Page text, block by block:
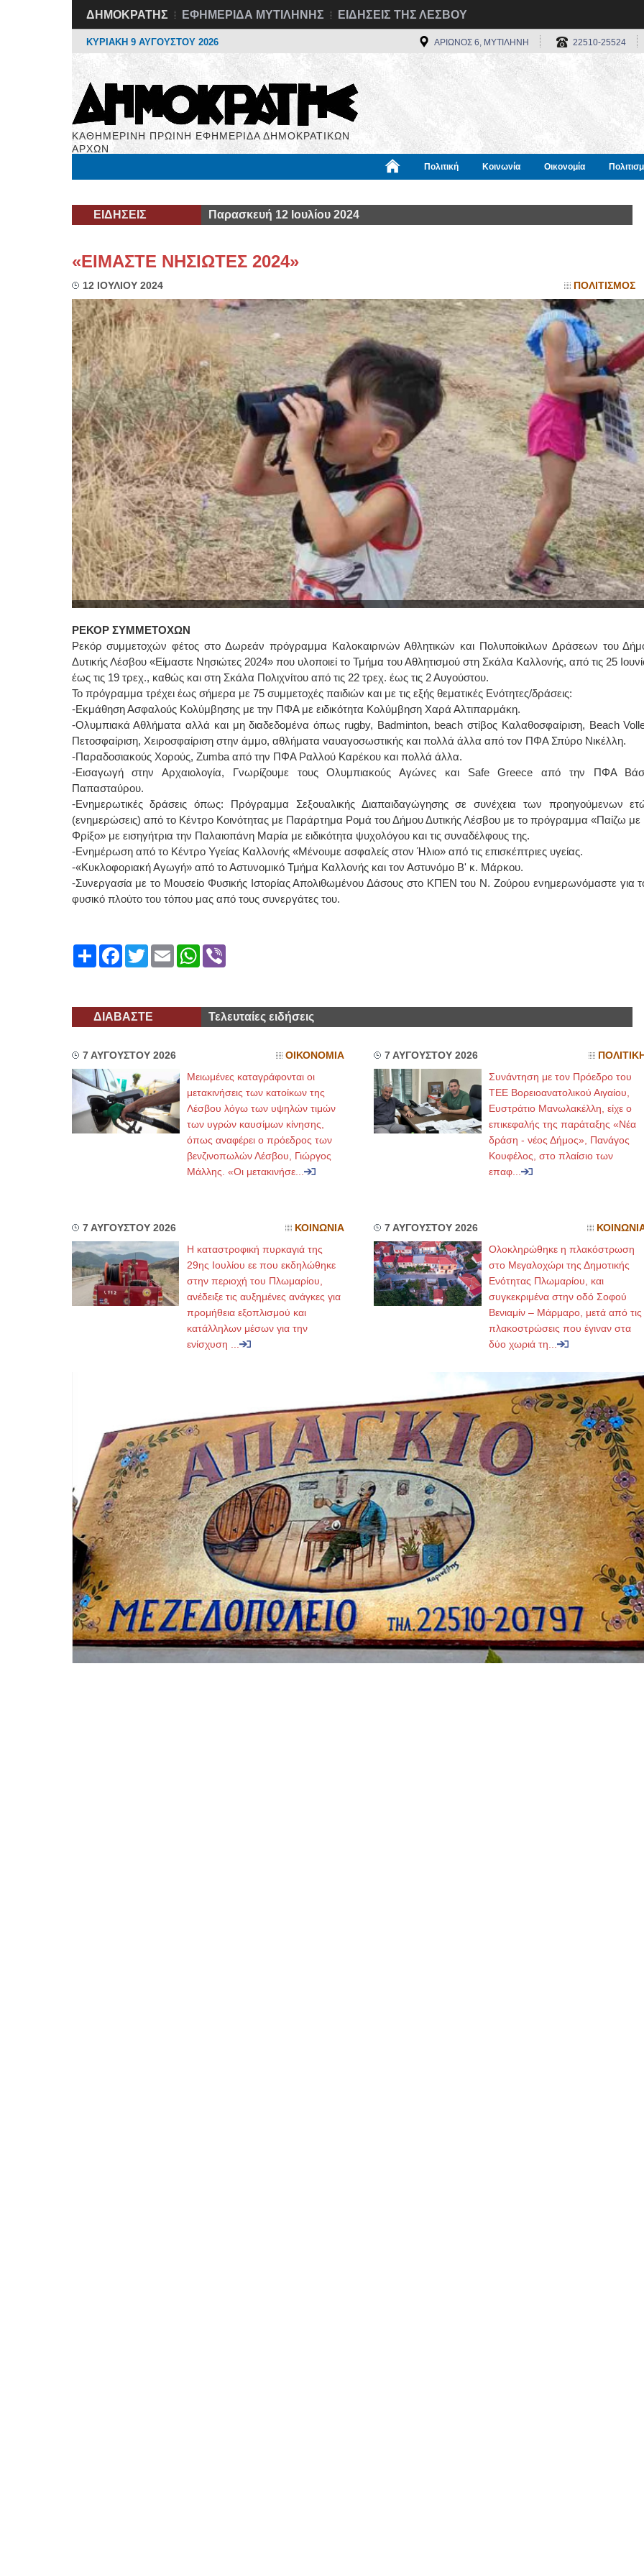
ΔΗΜΟΚΡΑΤΗΣ ΕΦΗΜΕΡΙΔΑ ΜΥΤΙΛΗΝΗΣ ΕΙΔΗΣΕΙΣ ΤΗΣ ΛΕΣΒΟΥ
ΚΥΡΙΑΚΗ 9 ΑΥΓΟΥΣΤΟΥ 2026 ΑΡΙΩΝΟΣ 6, ΜΥΤΙΛΗΝΗ 22510-25524
ΚΑΘΗΜΕΡΙΝΗ ΠΡΩΙΝΗ ΕΦΗΜΕΡΙΔΑ ΔΗΜΟΚΡΑΤΙΚΩΝ
ΑΡΧΩΝ
Πολιτική Κοινωνία Οικονομία
ΕΙΔΗΣΕΙΣ Παρασκευή 12 Ιουλίου 2024
«ΕΙΜΑΣΤΕ ΝΗΣΙΩΤΕΣ 2024»
12 ΙΟΥΛΙΟΥ 2024 ΠΟΛΙΤΙΣΜΟΣ
ΡΕΚΟΡ ΣΥΜΜΕΤΟΧΩΝ
Ρεκόρ συμμετοχών φέτος στο Δωρεάν πρόγραμμα Καλοκαιρινών Αθλητικών και Πολυποίκιλων Δράσεων του
Δυτικής Λέσβου «Είμαστε Νησιώτες 2024» που υλοποιεί το Τμήμα του Αθλητισμού στη Σκάλα Καλλονής, από τις 25
έως τις 19 τρεχ., καθώς και στη Σκάλα Πολιχνίτου από τις 22 τρεχ. έως τις 2 Αυγούστου.
Το πρόγραμμα τρέχει έως σήμερα με 75 συμμετοχές παιδιών και με τις εξής θεματικές Ενότητες/δράσεις:
-Εκμάθηση Ασφαλούς Κολύμβησης με την ΠΦΑ με ειδικότητα Κολύμβηση Χαρά Αλτιπαρμάκη.
-Ολυμπιακά Αθλήματα αλλά και μη διαδεδομένα όπως rugby, Badminton, beach στίβος Καλαθοσφαίριση, Beach
Πετοσφαίριση, Χειροσφαίριση στην άμμο, αθλήματα ναυαγοσωστικής και πολλά άλλα από τον ΠΦΑ Σπύρο Νικέλλη.
-Παραδοσιακούς Χορούς, Zumba από την ΠΦΑ Ραλλού Καρέκου και πολλά άλλα.
-Εισαγωγή στην Αρχαιολογία, Γνωρίζουμε τους Ολυμπιακούς Αγώνες και Safe Greece από την ΠΦΑ
Παπασταύρου.
-Ενημερωτικές δράσεις όπως: Πρόγραμμα Σεξουαλικής Διαπαιδαγώγησης σε συνέχεια των προηγούμενων
(ενημερώσεις) από το Κέντρο Κοινότητας με Παράρτημα Ρομά του Δήμου Δυτικής Λέσβου με το πρόγραμμα «Παίζω με
Φρίξο» με εισηγήτρια την Παλαιοπάνη Μαρία με ειδικότητα ψυχολόγου και τις συναδέλφους της.
-Ενημέρωση από το Κέντρο Υγείας Καλλονής «Μένουμε ασφαλείς στον Ήλιο» από τις επισκέπτριες υγείας.
-«Κυκλοφοριακή Αγωγή» από το Αστυνομικό Τμήμα Καλλονής και τον Αστυνόμο Β' κ. Μάρκου.
-Συνεργασία με το Μουσείο Φυσικής Ιστορίας Απολιθωμένου Δάσους στο ΚΠΕΝ του Ν. Ζούρου ενημερωνόμαστε για
φυσικό πλούτο του τόπου μας από τους συνεργάτες του.
ShareFacebook
TwitterEmailWhatsApp
Viber
ΔΙΑΒΑΣΤΕ Τελευταίες ειδήσεις
7 ΑΥΓΟΥΣΤΟΥ 2026 ΟΙΚΟΝΟΜΙΑ
Μειωμένες καταγράφονται οι
μετακινήσεις των κατοίκων της
Λέσβου λόγω των υψηλών τιμών
των υγρών καυσίμων κίνησης,
όπως αναφέρει ο πρόεδρος των
βενζινοπωλών Λέσβου, Γιώργος
Μάλλης. «Οι μετακινήσε...
7 ΑΥΓΟΥΣΤΟΥ 2026 ΠΟΛΙΤΙΚΗ
Συνάντηση με τον Πρόεδρο του
ΤΕΕ Βορειοανατολικού Αιγαίου,
Ευστράτιο Μανωλακέλλη, είχε ο
επικεφαλής της παράταξης «Νέα
δράση - νέος Δήμος», Πανάγος
Κουφέλος, στο πλαίσιο των
επαφ...
7 ΑΥΓΟΥΣΤΟΥ 2026 ΚΟΙΝΩΝΙΑ
Η καταστροφική πυρκαγιά της
29ης Ιουλίου εε που εκδηλώθηκε
στην περιοχή του Πλωμαρίου,
ανέδειξε τις αυξημένες ανάγκες για
προμήθεια εξοπλισμού και
κατάλληλων μέσων για την
ενίσχυση ...
7 ΑΥΓΟΥΣΤΟΥ 2026
Ολοκληρώθηκε η πλακόστρωση
στο Μεγαλοχώρι της Δημοτικής
Ενότητας Πλωμαρίου, και
συγκεκριμένα στην οδό Σοφού
Βενιαμίν – Μάρμαρο, μετά από τις
πλακοστρώσεις που έγιναν στα
δύο χωριά τη...
ΙΩΑΝΝΗΣ Α. ΜΑΛΛΙΑΣ
ΧΕΙΡΟΥΡΓΟΣ
ΟΦΘΑΛΜΙΑΤΡΟΣ
Διδάκτωρ Ιατρικής Σχολής
Πανεπιστημίου Αθηνών
Καλλιπόλεως 3,Νέα Σμύρνη,
τηλ:210-9320215
2251038065
Χειρουργός Ωτορινολαρυγγολόγος
Έλενα Μπούμπα
Στρατιωτικός Ιατρός
Διδ.Παν.Αθηνών
Διπλωματούχος Ευρ.Ακαδημίας
Πάρνηθας 95-97 Αχαρναί
2102467085 & 6938502258
email- elenboumpa@gmail.com